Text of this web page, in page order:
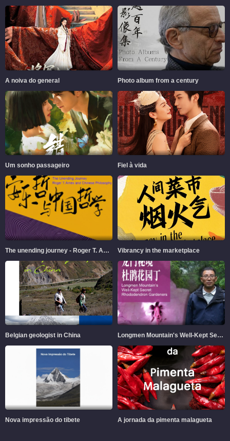
A noiva do general Photo album from a century
Um sonho passageiro Fiel à vida
The unending journey - Roger T. Ames and Chinese Philosophy Vibrancy in the marketplace
Belgian geologist in China Longmen Mountain's Well-Kept Secret
Nova impressão do tibete A jornada da pimenta malagueta